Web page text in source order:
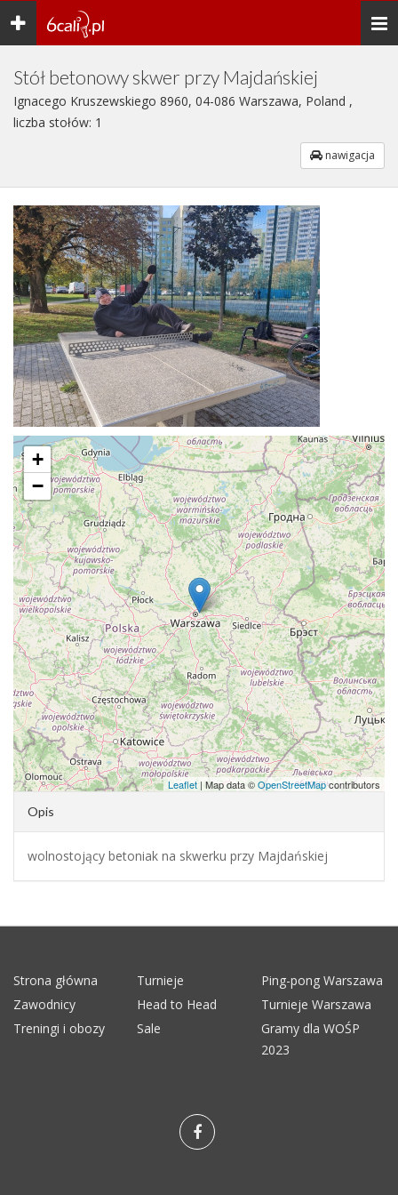
Toggle
navigation
Stół betonowy skwer przy Majdańskiej
Ignacego Kruszewskiego 8960, 04-086 Warszawa, Poland ,
liczba stołów: 1
nawigacja
+
−
Leaflet | Map data ©OpenStreetMapcontributors
Opis
wolnostojący betoniak na skwerku przy Majdańskiej
Strona główna Turnieje
Ping-pong Warszawa
Zawodnicy
Head to Head
Turnieje Warszawa
Treningi i obozy
Sale
Gramy dla WOŚP
2023